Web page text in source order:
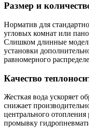
Размер и
Норматив для
угловых комнат или
Слишком длинные
установки
равномерного
Качество
Жесткая вода ускоряет
снижает
центрального
промывку